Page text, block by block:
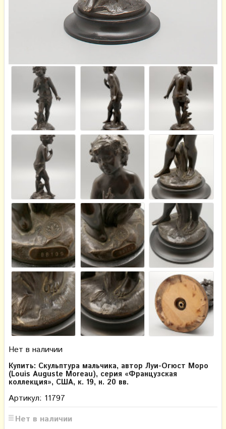
Нет в наличии
Купить: Скульптура мальчика, автор Луи-Огюст Моро
(Louis Auguste Moreau), серия «Французская
коллекция», США, к. 19, н. 20 вв.
Артикул: 11797
Нет в наличии